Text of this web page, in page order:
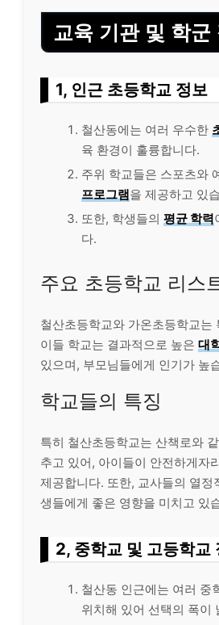
교육 기관 및 학군
1, 인근 초등학교 정보
철산동에는 여러 우수한
육 환경이 훌륭합니다.
주위 학교들은 스포츠와
프로그램을 제공하고 있
또한, 학생들의 평균 학력
다.
주요 초등학교 리스
철산초등학교와 가온초등학교는
이들 학교는 결과적으로 높은 대
있으며, 부모님들에게 인기가 높
학교들의 특징
특히 철산초등학교는 산책로와
추고 있어, 아이들이 안전하게자
제공합니다. 또한, 교사들의 열정
생들에게 좋은 영향을 미치고 있
2, 중학교 및 고등학교
철산동 인근에는 여러 중
위치해 있어 선택의 폭이